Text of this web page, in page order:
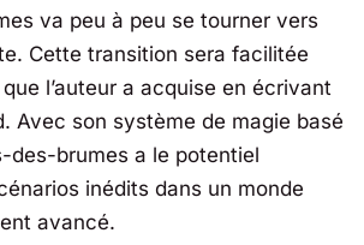
va peu à peu se tourner vers
Cette transition sera facilitée
que l’auteur a acquise en écrivant
. Avec son système de magie basé
des-brumes a le potentiel
inédits dans un monde
avancé.